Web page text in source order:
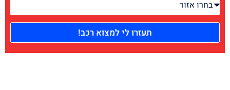
תעזרו לי למצוא רכב!